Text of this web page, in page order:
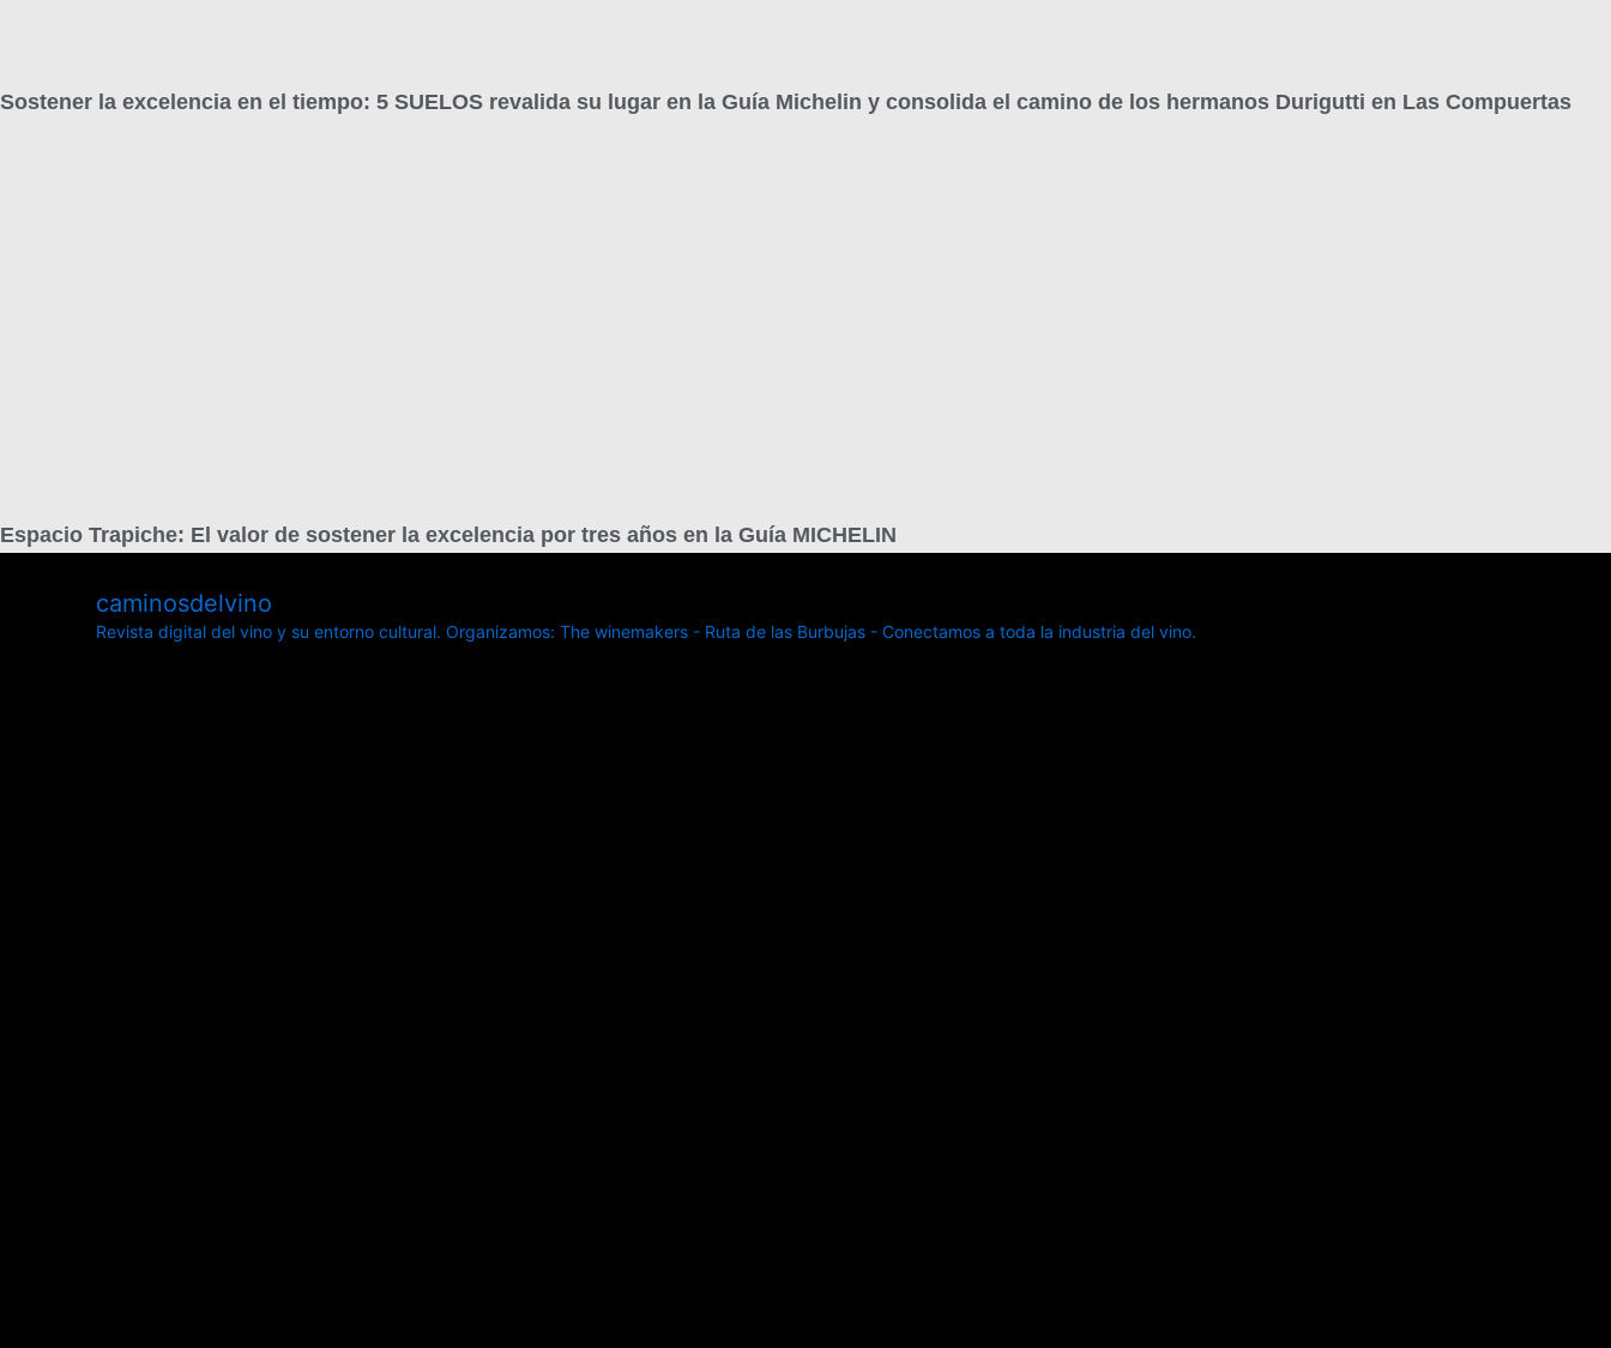
Sostener la excelencia en el tiempo: 5 SUELOS revalida su lugar en la Guía Michelin y consolida el camino de los hermanos Durigutti en Las Compuertas
Espacio Trapiche: El valor de sostener la excelencia por tres años en la Guía MICHELIN
caminosdelvino
Revista digital del vino y su entorno cultural. Organizamos: The winemakers - Ruta de las Burbujas - Conectamos a toda la industria del vino.